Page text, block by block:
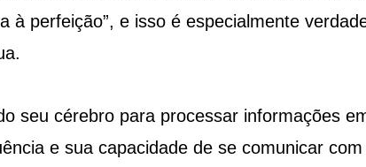
à perfeição”, e isso é especialmente
seu cérebro para processar informações
e sua capacidade de se comunicar com